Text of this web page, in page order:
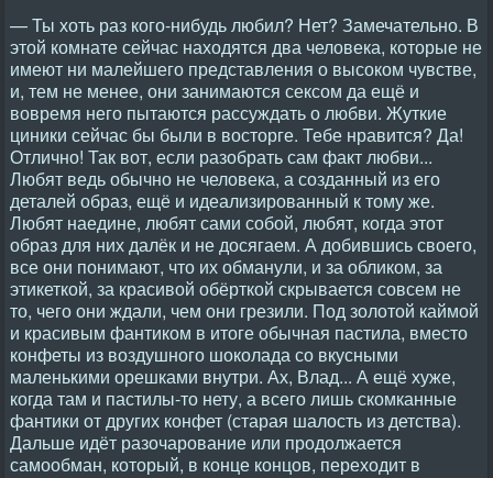
— Ты хоть раз кого-нибудь любил? Нет? Замечательно. В
этой комнате сейчас находятся два человека, которые не
имеют ни малейшего представления о высоком чувстве,
и, тем не менее, они занимаются сексом да ещё и
вовремя него пытаются рассуждать о любви. Жуткие
циники сейчас бы были в восторге. Тебе нравится? Да!
Отлично! Так вот, если разобрать сам факт любви...
Любят ведь обычно не человека, а созданный из его
деталей образ, ещё и идеализированный к тому же.
Любят наедине, любят сами собой, любят, когда этот
образ для них далёк и не досягаем. А добившись своего,
все они понимают, что их обманули, и за обликом, за
этикеткой, за красивой обёрткой скрывается совсем не
то, чего они ждали, чем они грезили. Под золотой каймой
и красивым фантиком в итоге обычная пастила, вместо
конфеты из воздушного шоколада со вкусными
маленькими орешками внутри. Ах, Влад... А ещё хуже,
когда там и пастилы-то нету, а всего лишь скомканные
фантики от других конфет (старая шалость из детства).
Дальше идёт разочарование или продолжается
самообман, который, в конце концов, переходит в